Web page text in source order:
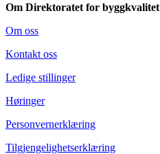
Om Direktoratet for byggkvalitet
Om oss
Kontakt oss
Ledige stillinger
Høringer
Personvernerklæring
Tilgjengelighetserklæring